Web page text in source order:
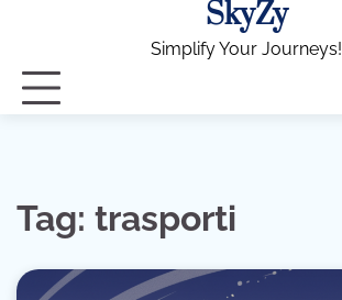
SkyZy
Simplify Your Journeys!
Tag: trasporti